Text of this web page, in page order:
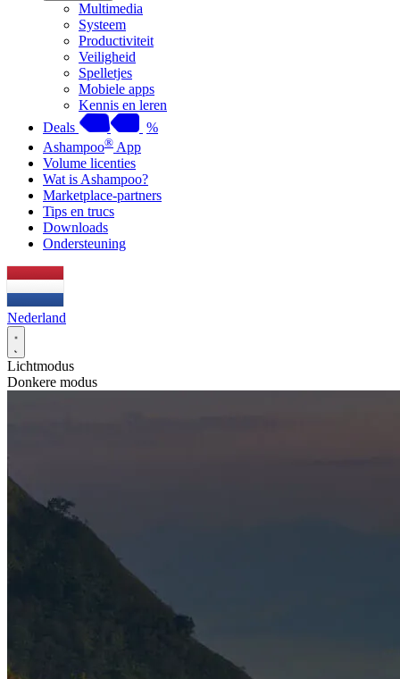
Multimedia
Systeem
Productiviteit
Veiligheid
Spelletjes
Mobiele apps
Kennis en leren
Deals
%
Ashampoo® App
Volume licenties
Wat is Ashampoo?
Marketplace-partners
Tips en trucs
Downloads
Ondersteuning
Nederland
Lichtmodus
Donkere modus